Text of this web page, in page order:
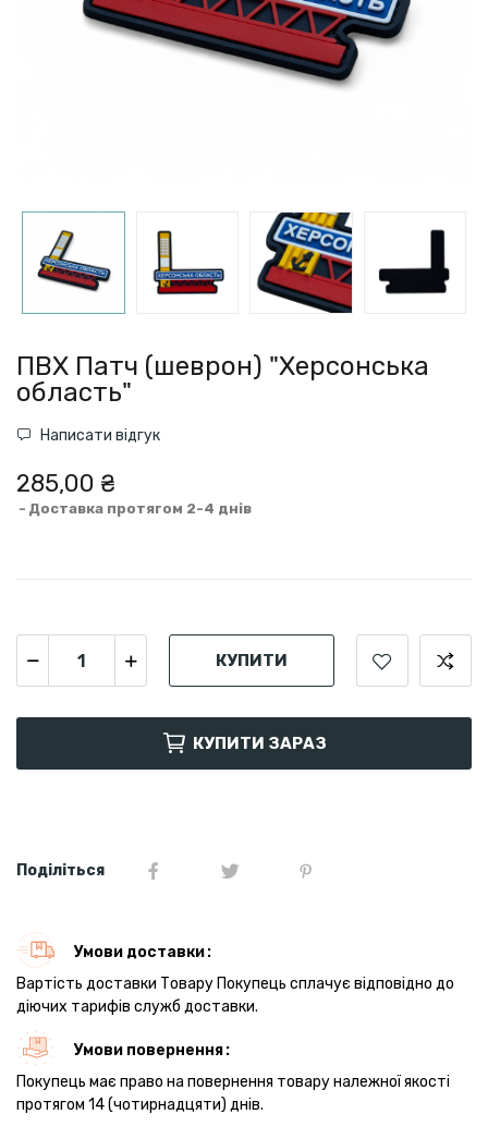
ПВХ Патч (шеврон) "Херсонська
область"
Написати відгук
285,00 ₴
Доставка протягом 2-4 днів
КУПИТИ
КУПИТИ ЗАРАЗ
Поділіться
Умови доставки
Вартість доставки Товару Покупець сплачує відповідно до
діючих тарифів служб доставки.
Умови повернення
Покупець має право на повернення товару належної якості
протягом 14 (чотирнадцяти) днів.